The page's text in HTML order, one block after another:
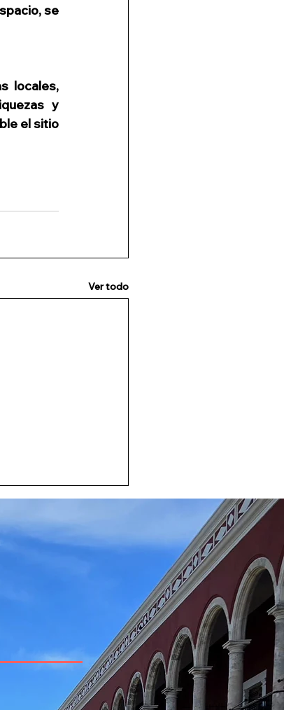
se
locales,
y
el sitio
Ver todo
presenta
Internacional
Públicas
con Propósito: